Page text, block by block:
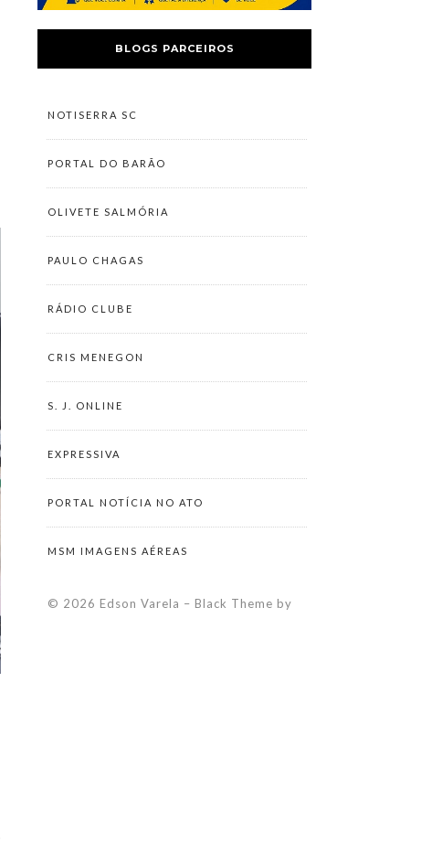
BLOGS PARCEIROS
NOTISERRA SC
PORTAL DO BARÃO
OLIVETE SALMÓRIA
PAULO CHAGAS
RÁDIO CLUBE
CRIS MENEGON
S. J. ONLINE
EXPRESSIVA
PORTAL NOTÍCIA NO ATO
MSM IMAGENS AÉREAS
© 2026 Edson Varela – Black Theme by